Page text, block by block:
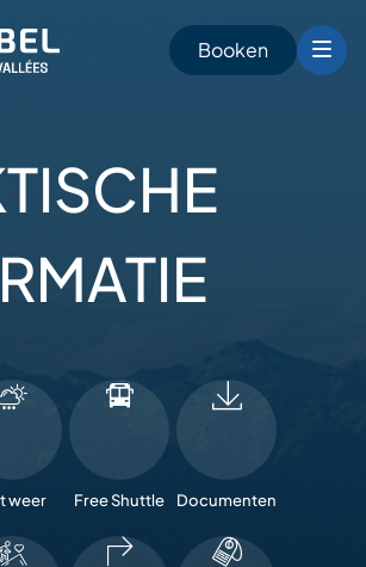
Booken
weer Free Shuttle Documenten